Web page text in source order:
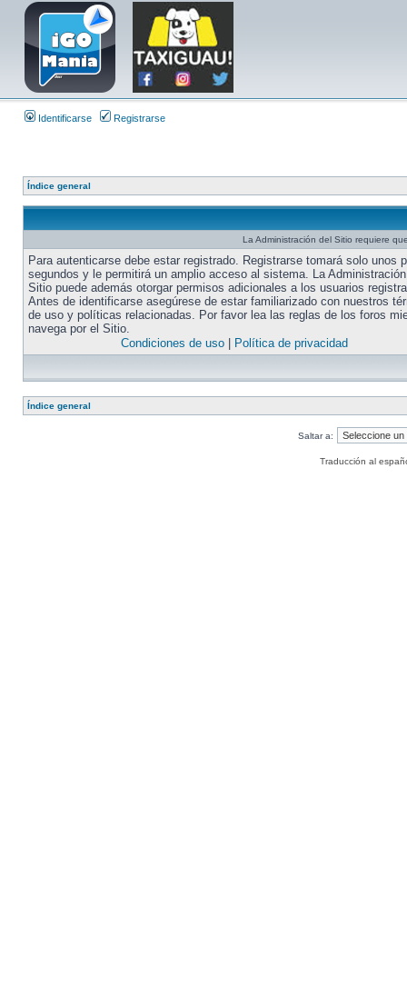
Identificarse Registrarse
Índice general
La Administración del Sitio requiere
Para autenticarse debe estar registrado. Registrarse tomará solo unos
segundos y le permitirá un amplio acceso al sistema. La
Sitio puede además otorgar permisos adicionales a los usuarios
Antes de identificarse asegúrese de estar familiarizado con nuestros
de uso y políticas relacionadas. Por favor lea las reglas de los foros
navega por el Sitio.
Condiciones de uso| Política de privacidad
Índice general
Saltar a:
Traducción al